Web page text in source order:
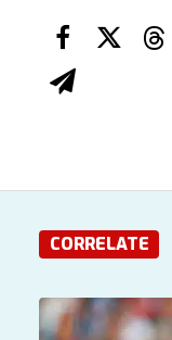
CORRELATE